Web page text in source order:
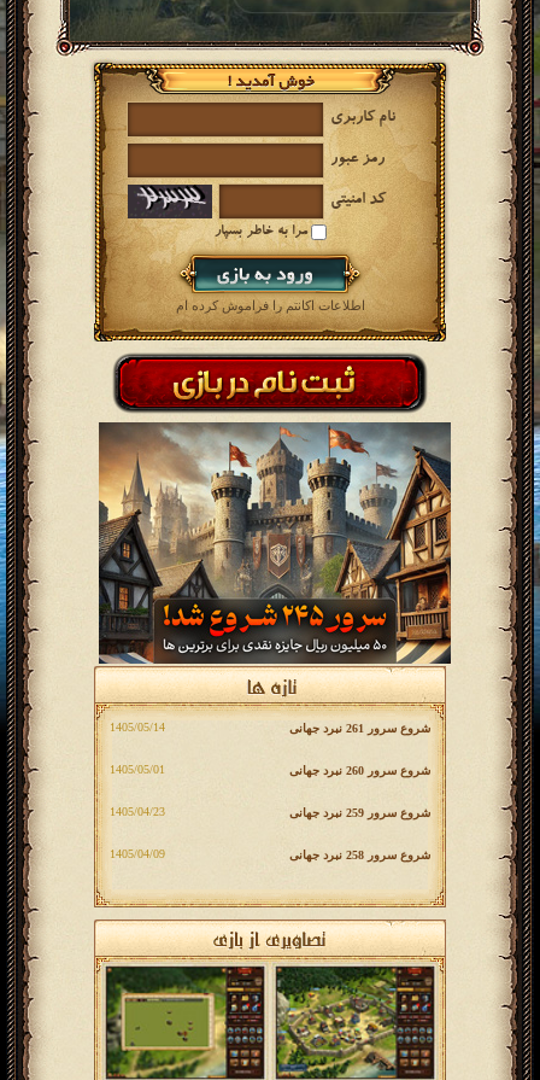
نام کاربری
رمز عبور
کد امنیتی
مرا به خاطر بسپار
اطلاعات اکانتم را فراموش کرده ام
شروع سرور 261 نبرد جهانی
شروع سرور 260 نبرد جهانی
شروع سرور 259 نبرد جهانی
شروع سرور 258 نبرد جهانی